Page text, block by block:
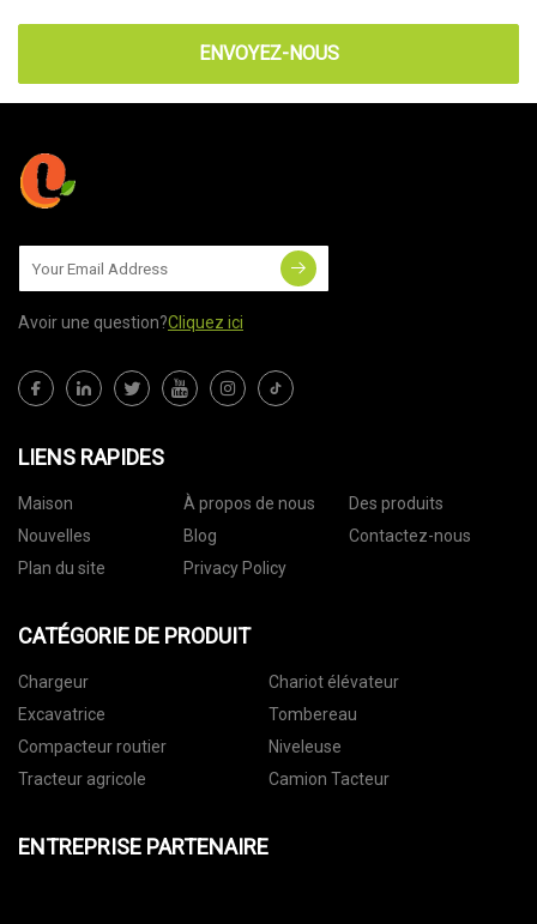
ENVOYEZ-NOUS
Avoir une question?Cliquez ici
LIENS RAPIDES
Maison À propos de nous
Des produits
Nouvelles
Blog
Contactez-nous
Plan du site
Privacy Policy
CATÉGORIE DE PRODUIT
Chargeur
Chariot élévateur
Excavatrice
Tombereau
Compacteur routier
Niveleuse
Tracteur agricole
Camion Tacteur
ENTREPRISE PARTENAIRE